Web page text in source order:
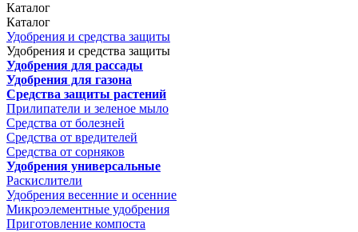
Каталог
Каталог
Удобрения и средства защиты
Удобрения и средства защиты
Удобрения для рассады
Удобрения для газона
Средства защиты растений
Прилипатели и зеленое мыло
Средства от болезней
Средства от вредителей
Средства от сорняков
Удобрения универсальные
Раскислители
Удобрения весенние и осенние
Микроэлементные удобрения
Приготовление компоста